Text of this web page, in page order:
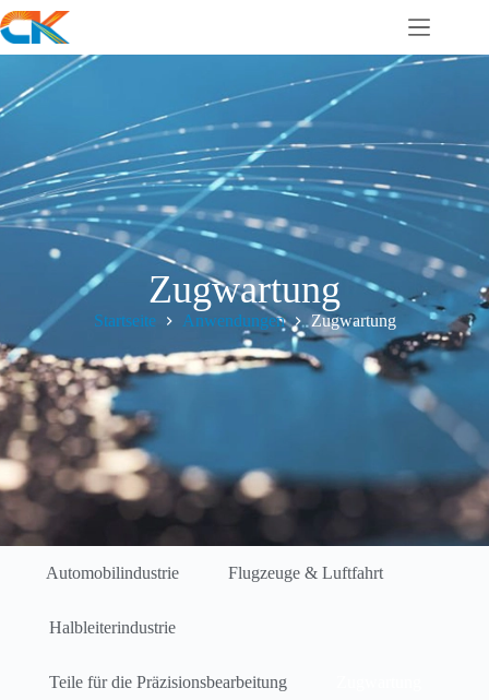
Zugwartung
Startseite Anwendungen Zugwartung
Automobilindustrie Flugzeuge & Luftfahrt
Halbleiterindustrie
Teile für die Präzisionsbearbeitung